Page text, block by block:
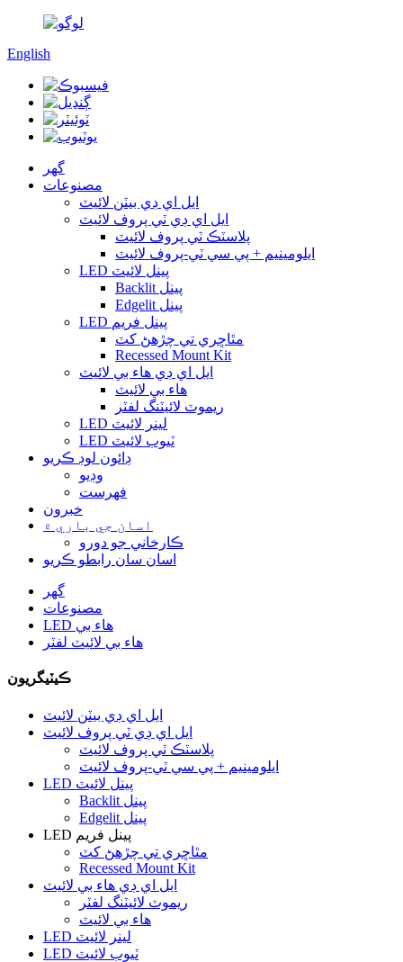
English
گهر
مصنوعات
ايل اي ڊي بيٽن لائيٽ
ايل اي ڊي ٽي پروف لائيٽ
پلاسٽڪ ٽي پروف لائيٽ
ايلومينيم + پي سي ٽي-پروف لائيٽ
LED پينل لائيٽ
Backlit پينل
Edgelit پينل
LED پينل فريم
مٿاڇري تي چڙهڻ کٽ
Recessed Mount Kit
ايل اي ڊي هاء بي لائيٽ
هاء بي لائيٽ
ريموٽ لائيٽنگ لفٽر
LED لينر لائيٽ
LED ٽيوب لائيٽ
ڊائون لوڊ ڪريو
وڊيو
فهرست
خبرون
اسان جي باري ۾
ڪارخاني جو دورو
اسان سان رابطو ڪريو
گهر
مصنوعات
LED هاء بي
هاء بي لائيٽ لفٽر
ڪيٽيگريون
ايل اي ڊي بيٽن لائيٽ
ايل اي ڊي ٽي پروف لائيٽ
پلاسٽڪ ٽي پروف لائيٽ
ايلومينيم + پي سي ٽي-پروف لائيٽ
LED پينل لائيٽ
Backlit پينل
Edgelit پينل
LED پينل فريم
مٿاڇري تي چڙهڻ کٽ
Recessed Mount Kit
ايل اي ڊي هاء بي لائيٽ
ريموٽ لائيٽنگ لفٽر
هاء بي لائيٽ
LED لينر لائيٽ
LED ٽيوب لائيٽ